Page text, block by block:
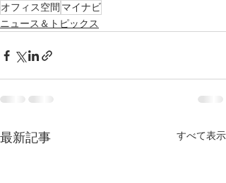
オフィス空間 マイナビ
ニュース＆トピックス
最新記事 すべて表示